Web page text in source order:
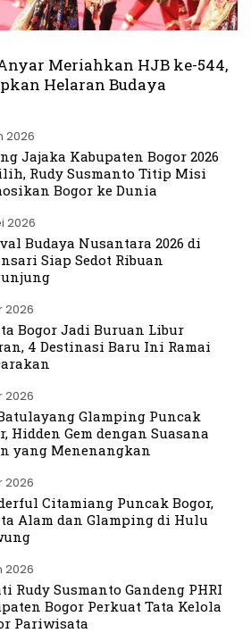
Meriahkan HJB ke-544,
Helaran Budaya
2026
Jajaka Kabupaten Bogor 2026
Rudy Susmanto Titip Misi
Bogor ke Dunia
2026
Budaya Nusantara 2026 di
Siap Sedot Ribuan
2026
Bogor Jadi Buruan Libur
4 Destinasi Baru Ini Ramai
2026
Glamping Puncak
Hidden Gem dengan Suasana
yang Menenangkan
2026
Citamiang Puncak Bogor,
Alam dan Glamping di Hulu
2026
Rudy Susmanto Gandeng PHRI
Bogor Perkuat Tata Kelola
Pariwisata